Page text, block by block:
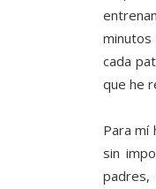
cada
que he
Para mí
sin